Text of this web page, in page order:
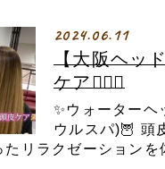
2024.06.11
【大阪ヘッ
ケア💆🏼‍♀️
✨ウォーター
ウルスパ)🦉 頭
たリラクゼーション